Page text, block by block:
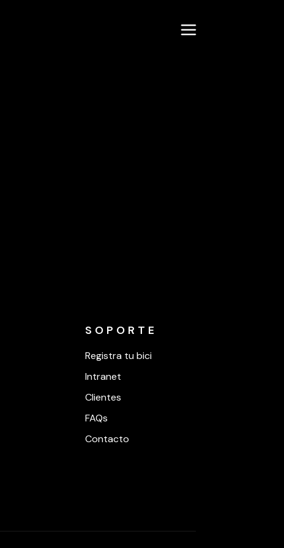
SOPORTE
Registra tu bici
Intranet
Clientes
FAQs
Contacto